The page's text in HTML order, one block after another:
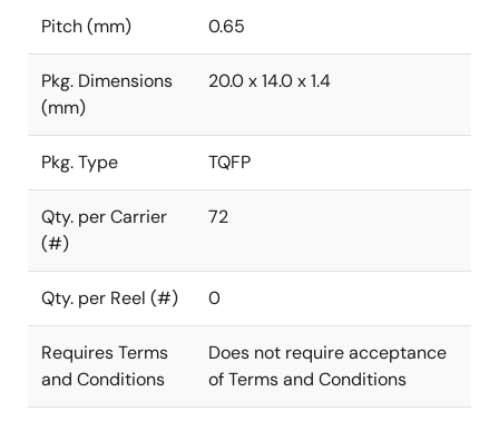
Pitch (mm) 0.65
Pkg. Dimensions
(mm)
20.0 x 14.0 x 1.4
Pkg. Type TQFP
Qty. per Carrier
(#)
72
Qty. per Reel (#) 0
Requires Terms
and Conditions
Does not require acceptance
of Terms and Conditions